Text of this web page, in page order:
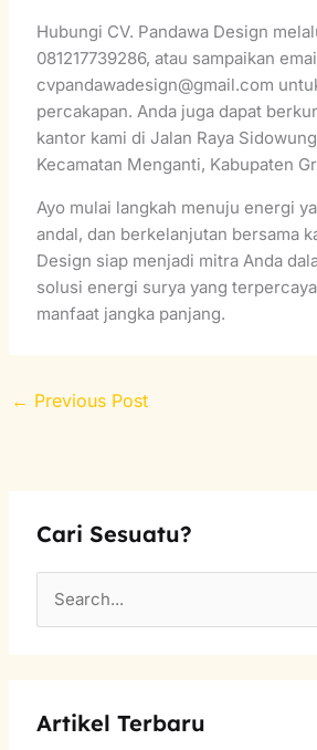
Hubungi CV. Pandawa Design
081217739286, atau sampaikan
cvpandawadesign@gmail.com
percakapan. Anda juga dapat
kantor kami di Jalan Raya
Kecamatan Menganti, Kabupaten
Ayo mulai langkah menuju energi
andal, dan berkelanjutan bersama
Design siap menjadi mitra Anda
solusi energi surya yang
manfaat jangka panjang.
← Previous Post
Cari Sesuatu?
cArtikel Terbaru